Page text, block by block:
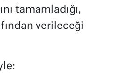
tamamladığı,
verileceği